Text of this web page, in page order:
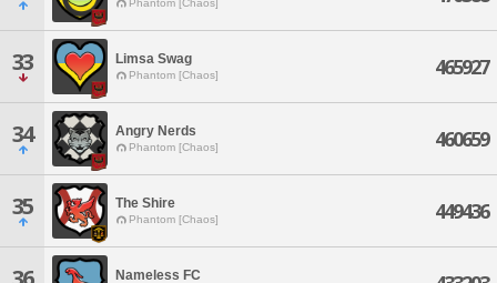
Phantom [Chaos]
33 Limsa Swag
Phantom [Chaos] 465927
34 Angry Nerds
Phantom [Chaos] 460659
35 The Shire
Phantom [Chaos] 449436
Nameless FC